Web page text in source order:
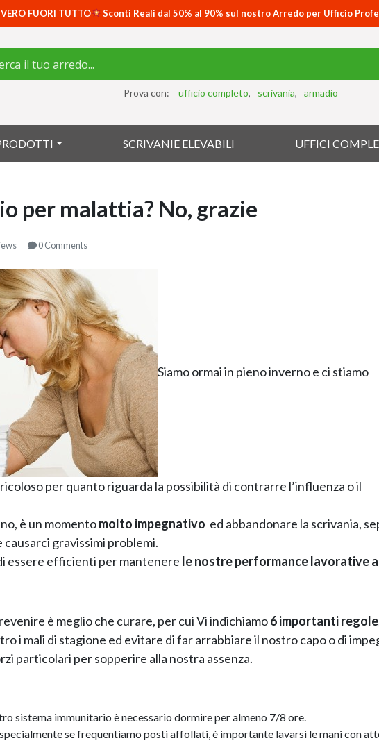
FUORI TUTTO Sconti Reali dal 50% al 90% sul nostro Arredo per Ufficio
Prova con: ufficio completo scrivania armadio
SCRIVANIE ELEVABILI UFFICI
per malattia? No, grazie
0 Comments
Siamo ormai in pieno inverno e ci stiamo
per quanto riguarda la possibilità di contrarre l’influenza o il
è un momentomolto impegnativo ed abbandonare la scrivania,
gravissimi problemi.
essere efficienti per mantenere le nostre performance lavorative
è meglio che curare, per cui Vi indichiamo6 importanti regole
i mali di stagione ed evitare di far arrabbiare il nostro capo o di
particolari per sopperire alla nostra assenza.
sistema immunitario è necessario dormire per almeno 7/8 ore.
se frequentiamo posti affollati, è importante lavarsi le mani con